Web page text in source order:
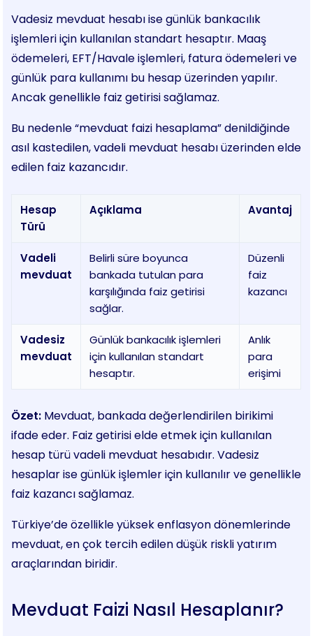
Vadesiz mevduat hesabı ise günlük bankacılık
işlemleri için kullanılan standart hesaptır. Maaş
ödemeleri, EFT/Havale işlemleri, fatura ödemeleri ve
günlük para kullanımı bu hesap üzerinden yapılır.
Ancak genellikle faiz getirisi sağlamaz.
Bu nedenle “mevduat faizi hesaplama” denildiğinde
asıl kastedilen, vadeli mevduat hesabı üzerinden elde
edilen faiz kazancıdır.
Hesap
Türü
Açıklama Avantaj
Vadeli
mevduat
Belirli süre boyunca
bankada tutulan para
karşılığında faiz getirisi
sağlar.
Düzenli
faiz
kazancı
Vadesiz
mevduat
Günlük bankacılık işlemleri
için kullanılan standart
hesaptır.
Anlık
para
erişimi
Özet: Mevduat, bankada değerlendirilen birikimi
ifade eder. Faiz getirisi elde etmek için kullanılan
hesap türü vadeli mevduat hesabıdır. Vadesiz
hesaplar ise günlük işlemler için kullanılır ve genellikle
faiz kazancı sağlamaz.
Türkiye’de özellikle yüksek enflasyon dönemlerinde
mevduat, en çok tercih edilen düşük riskli yatırım
araçlarından biridir.
Mevduat Faizi Nasıl Hesaplanır?